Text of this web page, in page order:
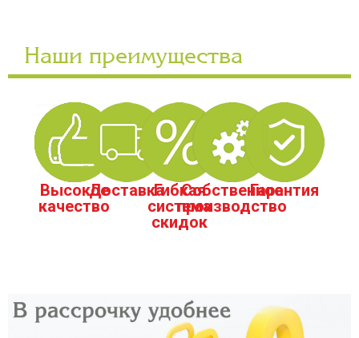
Наши преимущества
Высокое
качество
ДоставкаГибкая
система
скидок
Собственное
производство
Гарантия